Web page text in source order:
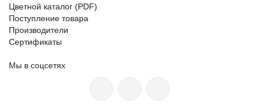
Цветной каталог (PDF)
Поступление товара
Производители
Сертификаты
Мы в соцсетях